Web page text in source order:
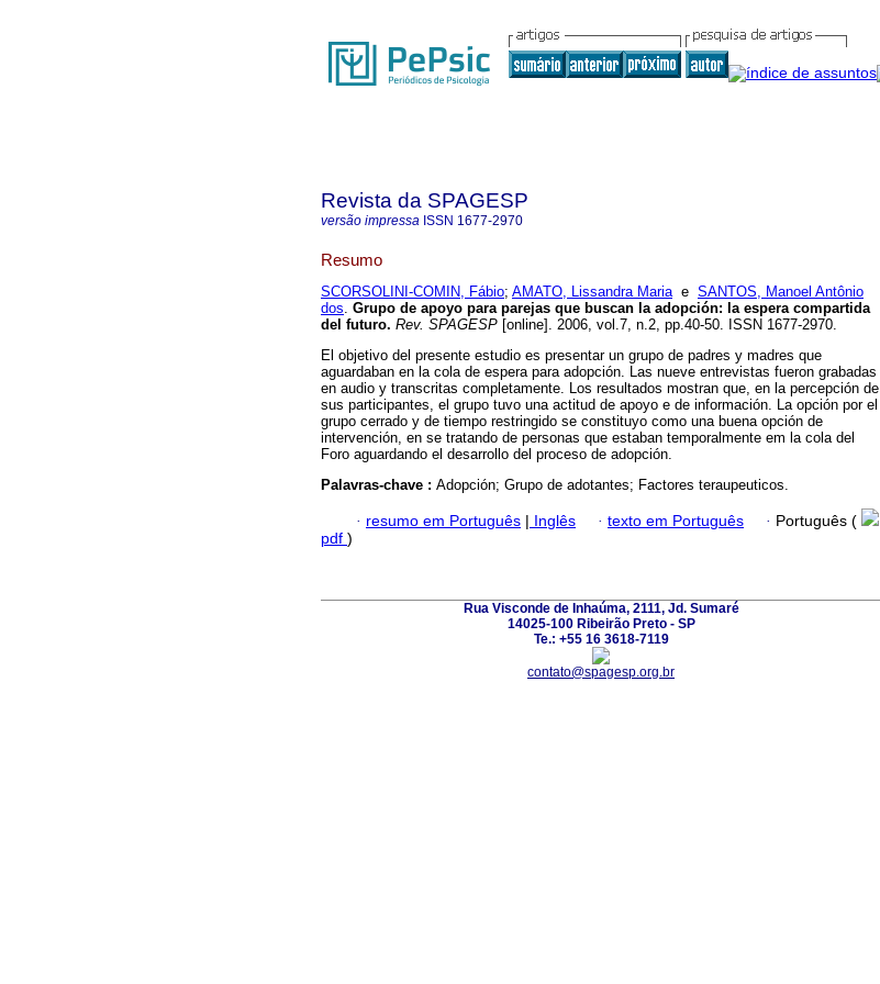
Revista da SPAGESP
versão impressa ISSN 1677-2970
Resumo
SCORSOLINI-COMIN, Fábio; AMATO, Lissandra Mariae SANTOS, Manoel Antônio
dos. Grupo de apoyo para parejas que buscan la adopción: la espera compartida
del futuro. Rev. SPAGESP [online]. 2006, vol.7, n.2, pp.40-50. ISSN 1677-2970.
El objetivo del presente estudio es presentar un grupo de padres y madres que
aguardaban en la cola de espera para adopción. Las nueve entrevistas fueron grabadas
en audio y transcritas completamente. Los resultados mostran que, en la percepción de
sus participantes, el grupo tuvo una actitud de apoyo e de información. La opción por el
grupo cerrado y de tiempo restringido se constituyo como una buena opción de
intervención, en se tratando de personas que estaban temporalmente em la cola del
Foro aguardando el desarrollo del proceso de adopción.
Palavras-chave : Adopción; Grupo de adotantes; Factores teraupeuticos.
· resumo em Português | Inglês · texto em Português · Português (
pdf )
Rua Visconde de Inhaúma, 2111, Jd. Sumaré
14025-100 Ribeirão Preto - SP
Te.: +55 16 3618-7119
contato@spagesp.org.br